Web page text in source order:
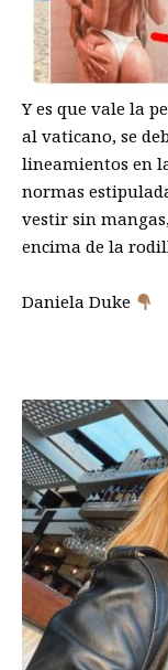
Y es que vale la
al vaticano, se
lineamientos en
normas
vestir sin
encima de la
Daniela Duke